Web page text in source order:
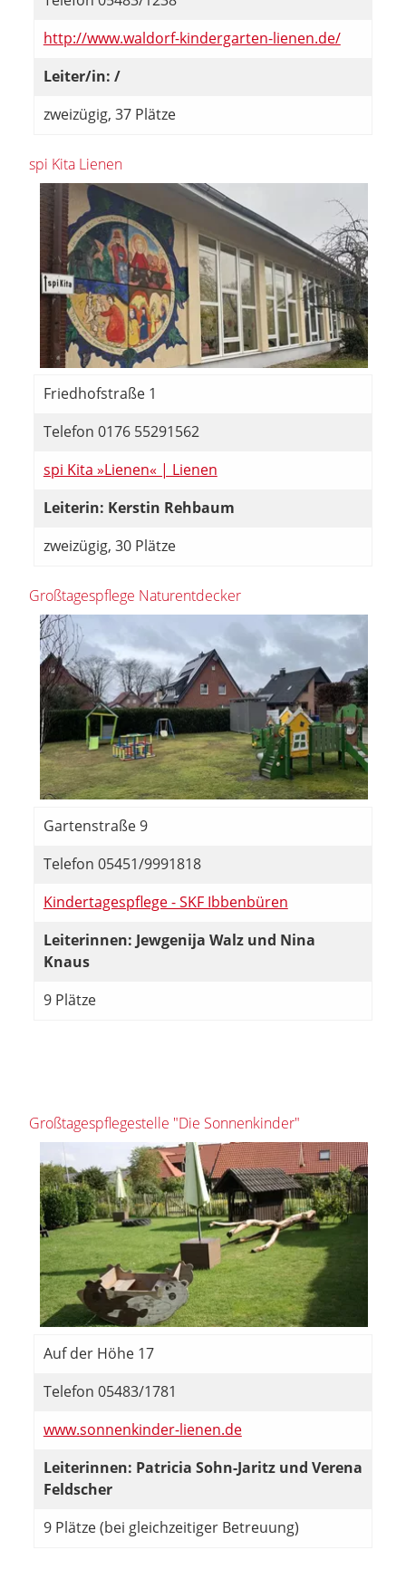
http://www.waldorf-kindergarten-lienen.de/
Leiter/in: /
zweizügig, 37 Plätze
spi Kita Lienen
Friedhofstraße 1
Telefon 0176 55291562
spi Kita »Lienen« | Lienen
Leiterin: Kerstin Rehbaum
zweizügig, 30 Plätze
Großtagespflege Naturentdecker
Gartenstraße 9
Telefon 05451/9991818
Kindertagespflege - SKF Ibbenbüren
Leiterinnen: Jewgenija Walz und Nina
Knaus
9 Plätze
Großtagespflegestelle "Die Sonnenkinder"
Auf der Höhe 17
Telefon 05483/1781
www.sonnenkinder-lienen.de
Leiterinnen: Patricia Sohn-Jaritz und Verena
Feldscher
9 Plätze (bei gleichzeitiger Betreuung)